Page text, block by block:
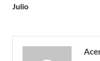
Julio